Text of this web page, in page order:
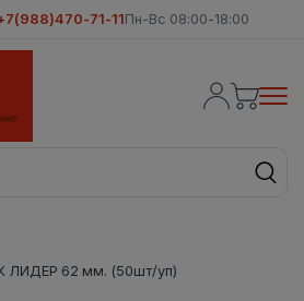
71-11Пн-Вс 08:00-18:00
ЛИДЕР 62 мм. (50шт/уп)